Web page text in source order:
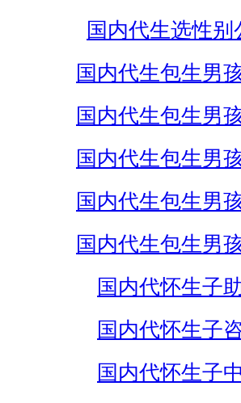
国内代生选性别
国内代生包生男
国内代生包生男
国内代生包生男
国内代生包生男
国内代生包生男
国内代怀生子
国内代怀生子
国内代怀生子